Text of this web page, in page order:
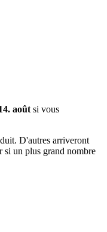
août si vous
D'autres arriveront
si un plus grand nombre